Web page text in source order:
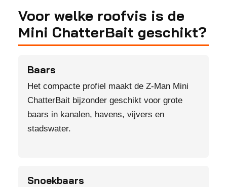
Voor welke roofvis is de
Mini ChatterBait geschikt?
Baars
Het compacte profiel maakt de Z-Man Mini
ChatterBait bijzonder geschikt voor grote
baars in kanalen, havens, vijvers en
stadswater.
Snoekbaars